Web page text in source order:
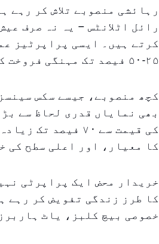
رہائشی منصوبے تلاش کر رہے
رائل اٹلانٹس – یہ نہ صرف
کرتے ہیں۔ ایسی پراپرٹیز
۲۵-۵۰ فیصد تک مہنگی فروخت کی جاتی ہیں۔
کچھ منصوبے، جیسے سکس
بھی نمایاں قدری لحاظ سے
کی قیمت سے ۷۰
کا معیار، اور اعلی سطح کی
خریدار محض ایک پراپرٹی
کا طرز زندگی تفویض کر رہے
خصوصی بیچ کلبز، یاٹ